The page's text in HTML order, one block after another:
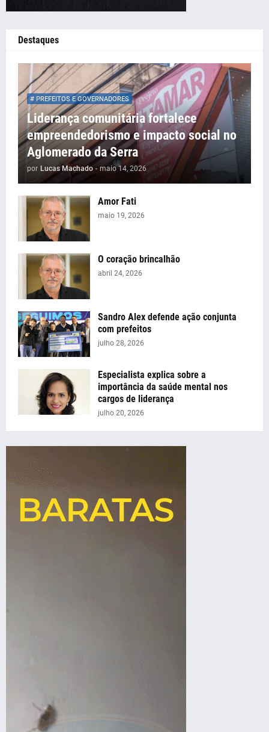
Destaques
# PREFEITOS E GOVERNADORES
Liderança comunitária fortalece
empreendedorismo e impacto social no
Aglomerado da Serra
por Lucas Machado - maio 14, 2026
Amor Fati
maio 19, 2026
O coração brincalhão
abril 24, 2026
Sandro Alex defende ação conjunta
com prefeitos
julho 28, 2026
Especialista explica sobre a
importância da saúde mental nos
cargos de liderança
julho 20, 2026